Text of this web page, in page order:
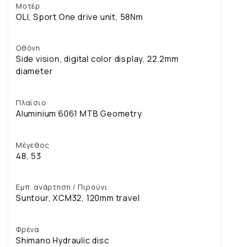
Μοτέρ
OLI, Sport One drive unit, 58Nm
Οθόνη
Side vision, digital color display, 22.2mm
diameter
Πλαίσιο
Aluminium 6061 MTB Geometry
Μέγεθος
48, 53
Εμπ. ανάρτηση / Πιρούνι
Suntour, XCM32, 120mm travel
Φρένα
Shimano Hydraulic disc